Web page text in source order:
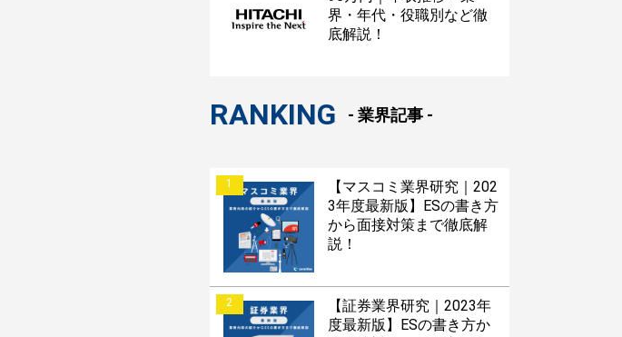
界・年代・役職別など徹
底解説！
RANKING - 業界記事 -
1
【マスコミ業界研究｜202
3年度最新版】ESの書き方
から面接対策まで徹底解
説！
2
【証券業界研究｜2023年
度最新版】ESの書き方か